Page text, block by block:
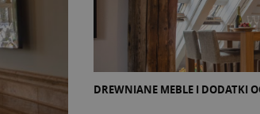
DREWNIANE MEBLE I DODATKI